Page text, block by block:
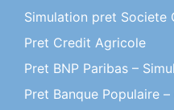
Simulation pret Societe
Pret Credit Agricole
Pret BNP Paribas –
Pret Banque Populaire